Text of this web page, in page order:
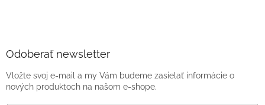
Odoberať newsletter
Vložte svoj e-mail a my Vám budeme zasielať informácie o
nových produktoch na našom e-shope.